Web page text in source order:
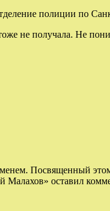
полиции по
не получала. Не
Посвященный
оставил